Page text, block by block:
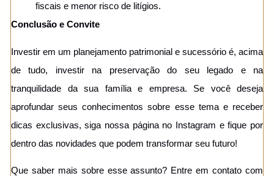
fiscais e menor risco de litígios.
Conclusão e Convite
Investir em um planejamento patrimonial e sucessório é, acima
de tudo, investir na preservação do seu legado e na
tranquilidade da sua família e empresa. Se você deseja
aprofundar seus conhecimentos sobre esse tema e receber
dicas exclusivas, siga nossa página no Instagram e fique por
dentro das novidades que podem transformar seu futuro!
Que saber mais sobre esse assunto? Entre em contato com